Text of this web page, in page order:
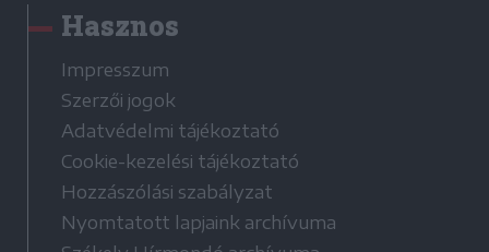
Hasznos
Impresszum
Szerzői jogok
Adatvédelmi tájékoztató
Cookie-kezelési tájékoztató
Hozzászólási szabályzat
Nyomtatott lapjaink archívuma